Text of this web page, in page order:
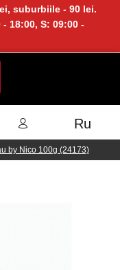
suburbiile - 90 lei.
18:00, S: 09:00 -
Ru
by Nico 100g (24173)